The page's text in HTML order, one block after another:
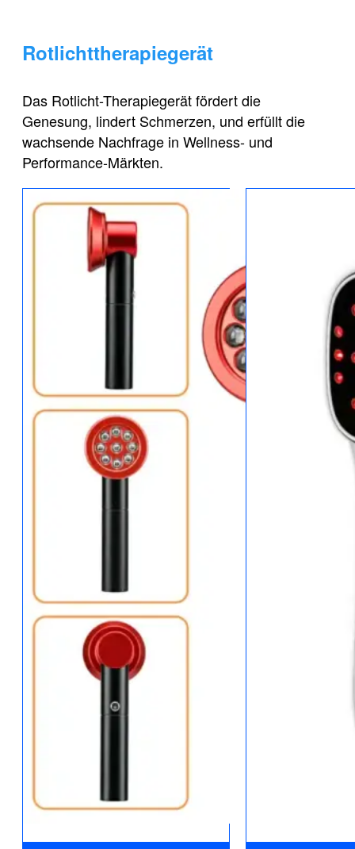
Rotlichttherapiegerät
Das Rotlicht-Therapiegerät fördert die
Genesung, lindert Schmerzen, und erfüllt die
wachsende Nachfrage in Wellness- und
Performance-Märkten.